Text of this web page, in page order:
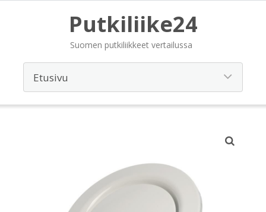
Putkiliike24
Suomen putkiliikkeet vertailussa